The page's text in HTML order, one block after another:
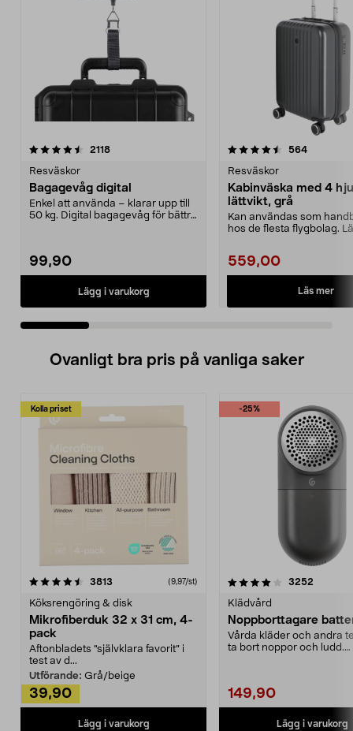
2118recensioner
Resväskor
Bagagevåg digital
Enkel att använda – klarar upp till
50 kg. Digital bagagevåg för bättre
99,90
Lägg i varukorg
4.5 av 5 stjärnor 564
Resväskor
Kabinväska med 4
lättvikt, grå
Kan användas som
hos de flesta flygbolag.
559,00
Läs mer
4.5 av 5 stjärnor
Ovanligt bra pris på vanliga saker
Kolla priset
3813 (9,97/st)
Köksrengöring & disk
Mikrofiberduk 32 x 31 cm, 4-
pack
Aftonbladets "självklara favorit” i
test av d...
Utförande: Grå/beige
39,90
Lägg i varukorg
-25%
4.0av 5 stjärnor 3252
Klädvård
Noppborttagare
Vårda kläder och andra
ta bort noppor och ludd.
149,90
Lägg i varukorg
4.5av 5 stjärnor